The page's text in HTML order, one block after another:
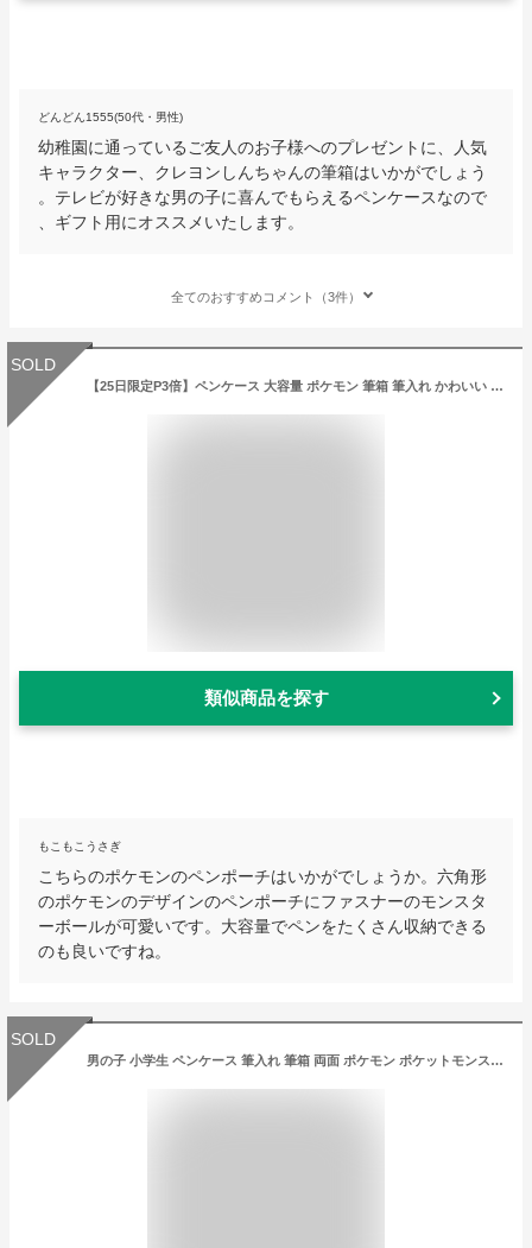
どんどん1555(50代・男性)
幼稚園に通っているご友人のお子様へのプレゼントに、人気
キャラクター、クレヨンしんちゃんの筆箱はいかがでしょう
。テレビが好きな男の子に喜んでもらえるペンケースなので
、ギフト用にオススメいたします。
全てのおすすめコメント（3件）
SOLD
【25日限定P3倍】ペンケース 大容量 ポケモン 筆箱 筆入れ かわいい 小学生 中学生 高校生 化粧ポーチ メイクポーチ マルチ ケース ピンク イエロー グリーン パープル 通学 子供 通勤 大人 OL シンプル 六角 ヘキサゴン ポーチ 女の子 合皮 レディース 文具 文房具 キャラク
類似商品を探す
もこもこうさぎ
こちらのポケモンのペンポーチはいかがでしょうか。六角形
のポケモンのデザインのペンポーチにファスナーのモンスタ
ーボールが可愛いです。大容量でペンをたくさん収納できる
のも良いですね。
SOLD
男の子 小学生 ペンケース 筆入れ 筆箱 両面 ポケモン ポケットモンスター ホログラム 新入学 新学期 誕生日 クリスマス プレゼント キャラクター